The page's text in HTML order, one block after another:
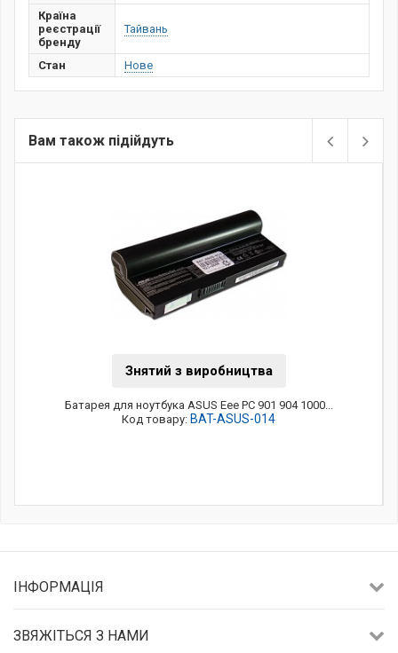
Країна
реєстрації
бренду
Тайвань
Стан Нове
Вам також підійдуть
Знятий з виробництва
Батарея для ноутбука ASUS Eee PC 901 904 1000...
Код товару: BAT-ASUS-014
ІНФОРМАЦІЯ
ЗВЯЖІТЬСЯ З НАМИ